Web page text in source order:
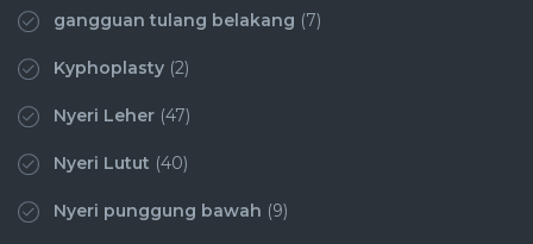
gangguan tulang belakang (7)
Kyphoplasty (2)
Nyeri Leher (47)
Nyeri Lutut (40)
Nyeri punggung bawah (9)